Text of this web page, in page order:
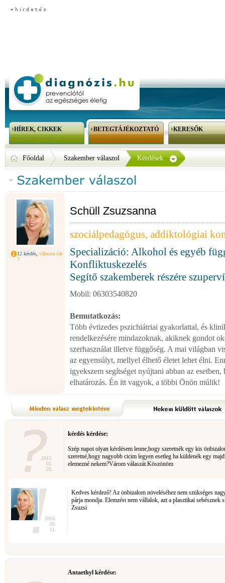
HÍREK, CIKKEK BETEGTÁJÉKOZTATÓ KERESŐK
Főoldal Szakember válaszol Kérdések
12 kérdés, válaszra vár
7
Schüll Zsuzsanna
szociálpedagógus, addiktológiai
Specializáció: Alkohol és egyéb
Konfliktuskezelés
Segítő szakemberek részére
Mobil: 06303540820
Bemutatkozás:
Több évtizedes pszichiátriai gyakorlattal, és
rendelkezésére mindazoknak, akiknek gondot
szerhasználat illetve függőség. A mai világban
az egyensúlyt, mellyel élhető életet lehet élni.
igyekszem segítséget nyújtani abban az
elhatározás. Én itt vagyok, a többi Önön múlik!
2015.
05.
23.
kérdés kérdése:
Szép napot olyan kérdésem lenne,hogy szeretnék egy kis
szeretné,hogy nagyobb cicim legyen esetleg ha küldenék egy
elemezné nekem?Várom válaszát.Köszönöm
2016.
05.
11.
Kedves kérdező! Az önbizalom növeléséhez nem szükséges
párja mondja. Elemzést nem vállalok, azt a plasztikai
Zsuzsi
Antaethyl kérdése: